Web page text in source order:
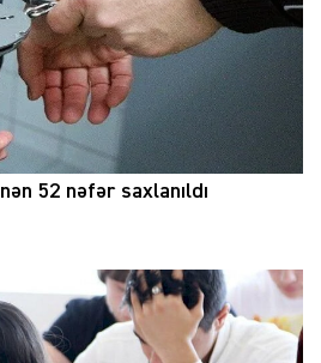
52 nəfər saxlanıldı